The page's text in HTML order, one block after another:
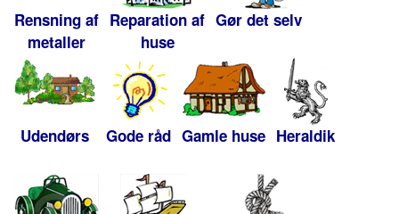
Rensning af
metaller
Reparation af
huse
Gør det selv
Udendørs Gode råd Gamle huse Heraldik